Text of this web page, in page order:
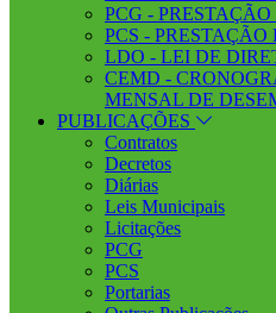
PCG -
PCS -
LDO - LEI DE
CEMD -
MENSAL DE
PUBLICAÇÕES
Contratos
Decretos
Diárias
Leis Municipais
Licitações
PCG
PCS
Portarias